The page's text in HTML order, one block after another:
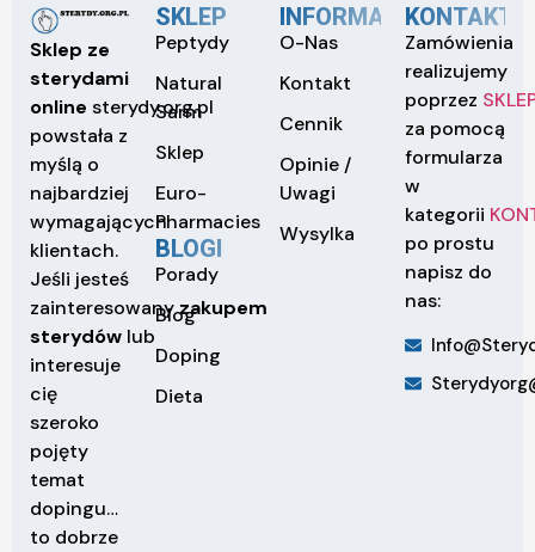
Sklep ze
sterydami
online sterydy.org.pl
powstała z
myślą o
najbardziej
wymagających
klientach.
Jeśli jesteś
zainteresowanyzakupem
sterydów lub
interesuje
cię
szeroko
pojęty
temat
dopingu…
to dobrze
SKLEP
Peptydy
Natural
Sarm
Sklep
Euro-
Pharmacies
BLOGI
Porady
Blog
Doping
Dieta
INFORMACJE
O-Nas
Kontakt
Cennik
Opinie /
Uwagi
Wysylka
KONTAKT
Zamówienia
realizujemy
poprzez
za pomocą
formularza
w
kategorii
po prostu
napisz do
nas: